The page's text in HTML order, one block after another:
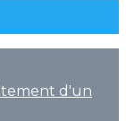
d'un